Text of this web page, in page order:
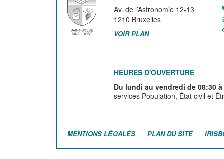
Av. de l’Astronomie 12-13
1210 Bruxelles
VOIR PLAN
HEURES D'OUVERTURE
Du lundi au vendredi de 08:30 à
services Population, État civil et
MENTIONS LÉGALES PLAN DU SITE